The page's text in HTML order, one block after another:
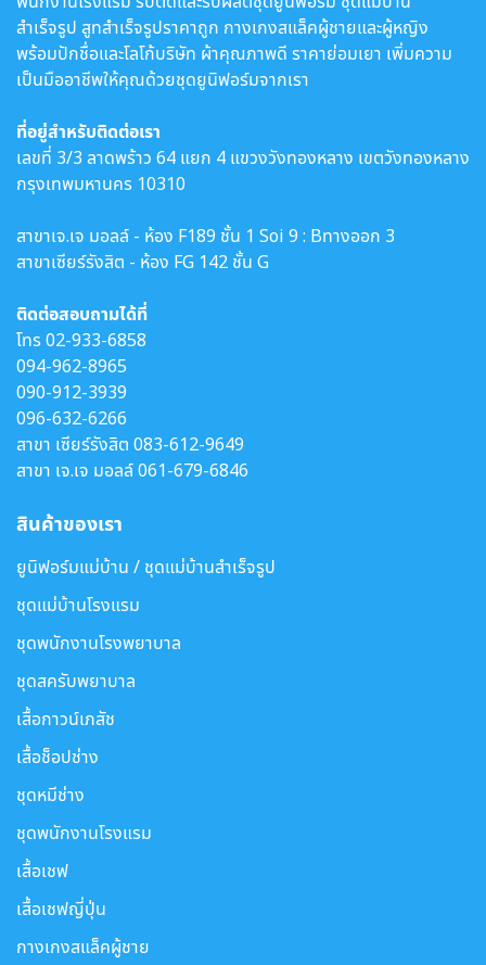
สำเร็จรูป สูทสำเร็จรูปราคาถูก กางเกงสแล็คผู้ชายและผู้หญิง
พร้อมปักชื่อและโลโก้บริษัท ผ้าคุณภาพดี ราคาย่อมเยา เพิ่มความ
เป็นมืออาชีพให้คุณด้วยชุดยูนิฟอร์มจากเรา
ที่อยู่สำหรับติดต่อเรา
เลขที่ 3/3 ลาดพร้าว 64 แยก 4 แขวงวังทองหลาง เขตวังทองหลาง
กรุงเทพมหานคร 10310
สาขาเจ.เจ มอลล์ - ห้อง F189 ชั้น 1 Soi 9 : Bทางออก 3
สาขาเซียร์รังสิต - ห้อง FG 142 ชั้น G
ติดต่อสอบถามได้ที่
โทร02-933-6858
094-962-8965
090-912-3939
096-632-6266
สาขา เซียร์รังสิต 083-612-9649
สาขา เจ.เจ มอลล์061-679-6846
สินค้าของเรา
ยูนิฟอร์มแม่บ้าน / ชุดแม่บ้านสำเร็จรูป
ชุดแม่บ้านโรงแรม
ชุดพนักงานโรงพยาบาล
ชุดสครับพยาบาล
เสื้อกาวน์เภสัช
เสื้อช็อปช่าง
ชุดหมีช่าง
ชุดพนักงานโรงแรม
เสื้อเชฟ
เสื้อเชฟญี่ปุ่น
กางเกงสแล็คผู้ชาย